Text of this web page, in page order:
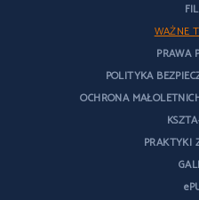
WAŻNE
PRAWA
POLITYKA
OCHRONA
PRAKTYKI